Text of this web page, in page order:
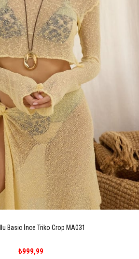
Basic İnce Triko Crop MA031
₺999,99